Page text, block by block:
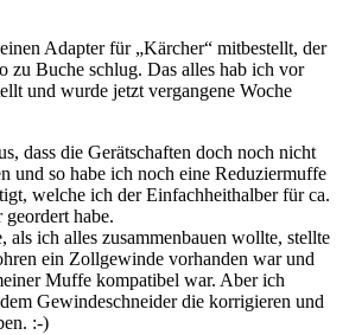
Adapter für „Kärcher“ mitbestellt, der
zu Buche schlug. Das alles hab ich vor
und wurde jetzt vergangene Woche
dass die Gerätschaften doch noch nicht
und so habe ich noch eine Reduziermuffe
welche ich der Einfachheithalber für ca.
habe.
als ich alles zusammenbauen wollte, stellte
ein Zollgewinde vorhanden war und
Muffe kompatibel war. Aber ich
Gewindeschneider die korrigieren und
:-)